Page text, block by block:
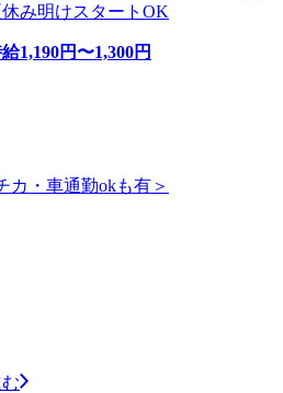
み明けスタートOK
給1,190円〜1,300円
カ・車通勤okも有＞